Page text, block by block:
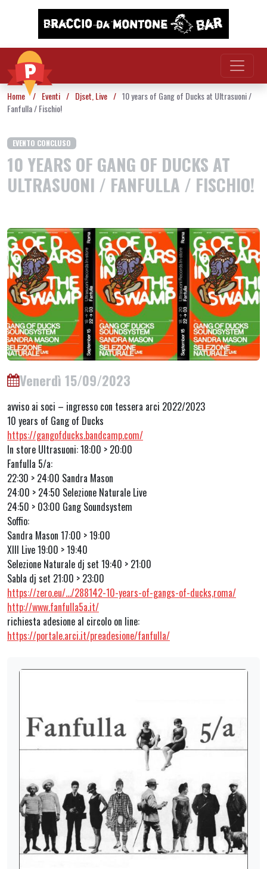
Vai al contenuto
Home / Eventi / Djset Live / 10 years of Gang of Ducks at Ultrasuoni /
Fanfulla / Fischio!
EVENTO CONCLUSO
10 YEARS OF GANG OF DUCKS AT
ULTRASUONI / FANFULLA / FISCHIO!
Venerdì 15/09/2023
avviso ai soci – ingresso con tessera arci 2022/2023
10 years of Gang of Ducks
https://gangofducks.bandcamp.com/
In store Ultrasuoni: 18:00 > 20:00
Fanfulla 5/a:
22:30 > 24:00 Sandra Mason
24:00 > 24:50 Selezione Naturale Live
24:50 > 03:00 Gang Soundsystem
Soffio:
Sandra Mason 17:00 > 19:00
XIII Live 19:00 > 19:40
Selezione Naturale dj set 19:40 > 21:00
Sabla dj set 21:00 > 23:00
https://zero.eu/…/288142-10-years-of-gangs-of-ducks,roma/
http://www.fanfulla5a.it/
richiesta adesione al circolo on line:
https://portale.arci.it/preadesione/fanfulla/